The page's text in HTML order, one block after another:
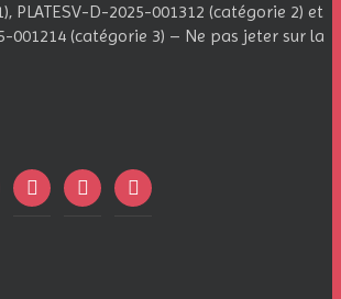
PLATESV-D-2025-001312 (catégorie 2) et
001214 (catégorie 3) – Ne pas jeter sur la
linkedinmail viber